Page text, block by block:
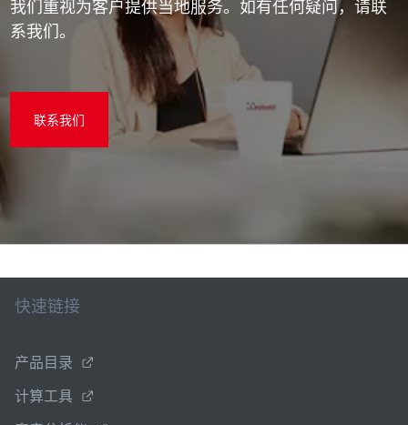
我们重视为客户提供当地服务。如有任何疑问，请联
系我们。
联系我们
快速链接
产品目录
计算工具